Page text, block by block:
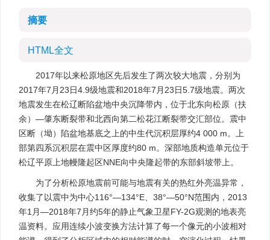
摘要
HTML全文
2017年以来松原地区先后发生了两次较大地震，分别为
2017年7月23日4.9级地震和2018年7月23日5.7级地震。两次
地震发生在松辽断陷盆地中央沉降带内，位于北东向松原（扶
余）—肇东断裂带和北西向第二松花江断裂带交汇部位。震中
区断（坳）陷盆地基底之上的中生代沉积层厚约4 000 m。上
部第四系沉积层在震中区厚度约80 m。深部地质构造单元位于
松辽平原上地幔隆起区NNE向中央隆起带的东部斜坡带上。
为了分析松原地震前可能与地震有关的热红外亮温异常，
收集了以震中为中心116°—134°E、38°—50°N范围内，2013
年1月—2018年7月约5年的静止气象卫星FY-2G观测的地表亮
温资料。应用连续小波变换方法计算了每一个像元的小波相对